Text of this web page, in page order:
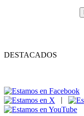
DESTACADOS
|